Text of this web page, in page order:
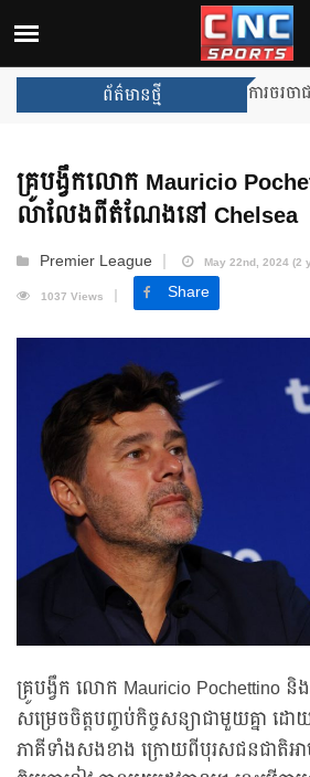
ព័ត៌មានថ្មី
Liverpool នឹងចាប់ផ្តើមការចរច
គ្រូបង្វឹកលោក Mauricio
លាលែងពីតំណែងនៅ Chelsea
Premier League
May 22nd, 2024 (2
1037 Views
Share
គ្រូបង្វឹក លោក Mauricio Pochettino និ
សម្រេចចិត្តបញ្ចប់កិច្ចសន្យាជាមួយគ្នា ដោ
ភាគីទាំងសងខាង ក្រោយពីបុរសជនជាតិអ